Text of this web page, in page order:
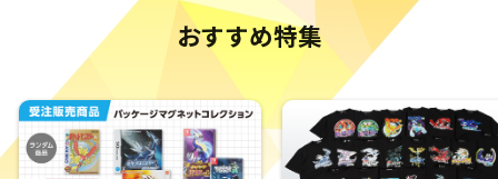
2025年07月03日
「会員アカウント」に対する不正ログインの発生の
ご報告とポケモンセンターオンラインを安全にご利
用いただくためのお願い
2024年09月18日
おすすめ特集